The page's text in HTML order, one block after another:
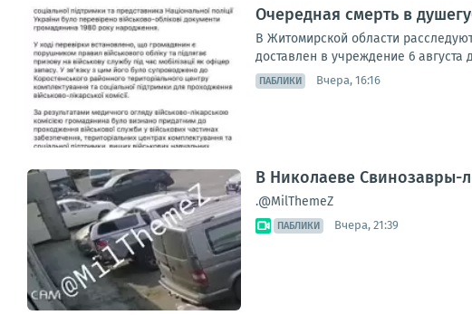
Очередная смерть в
В Житомирской области
доставлен в учреждение 6
ПАБЛИКИ Вчера, 16:16
В Николаеве Свинозавры-
.@MilThemeZ
ПАБЛИКИ Вчера, 21:39